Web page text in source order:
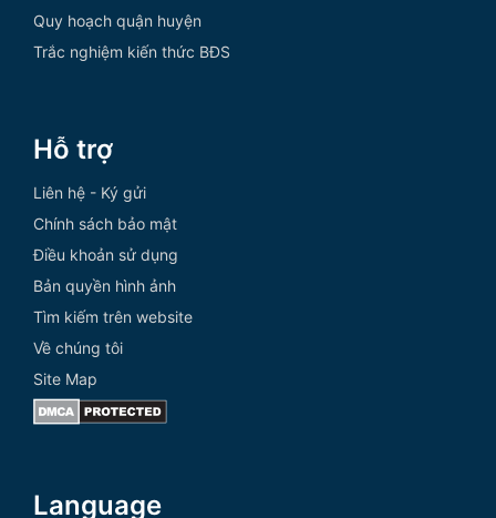
Quy hoạch quận huyện
Trắc nghiệm kiến thức BĐS
Hỗ trợ
Liên hệ - Ký gửi
Chính sách bảo mật
Điều khoản sử dụng
Bản quyền hình ảnh
Tìm kiếm trên website
Về chúng tôi
Site Map
Language